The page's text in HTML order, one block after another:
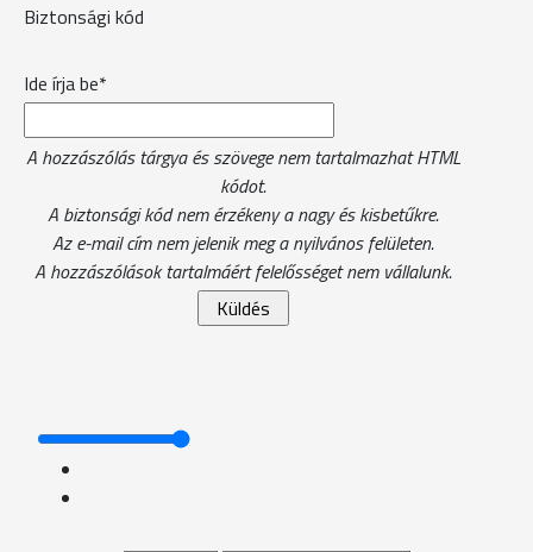
Biztonsági kód
Ide írja be*
A hozzászólás tárgya és szövege nem tartalmazhat HTML
kódot.
A biztonsági kód nem érzékeny a nagy és kisbetűkre.
Az e-mail cím nem jelenik meg a nyilvános felületen.
A hozzászólások tartalmáért felelősséget nem vállalunk.